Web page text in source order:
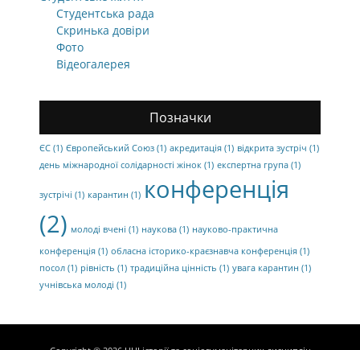
Студентська рада
Скринька довіри
Фото
Відеогалерея
Позначки
ЄС (1) Європейський Союз (1) акредитація (1) відкрита зустріч (1)
день міжнародної солідарності жінок (1) експертна група (1)
зустрічі (1) карантин (1) конференція
(2) молоді вчені (1) наукова (1) науково-практична
конференція (1) обласна історико-краєзнавча конференція (1)
посол (1) рівність (1) традиційна цінність (1) увага карантин (1)
учнівська молоді (1)